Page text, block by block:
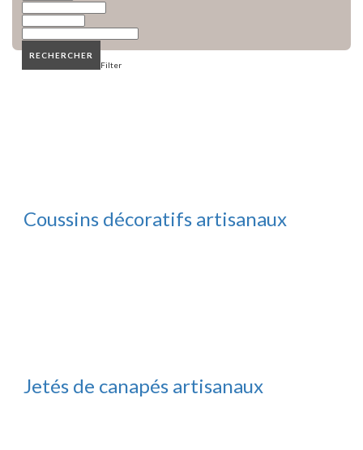
​RECHERCHER
Filter
Coussins décoratifs artisanaux
Jetés de canapés artisanaux